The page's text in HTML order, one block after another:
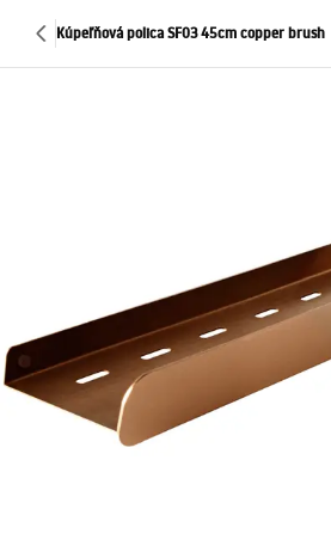
Kúpeľňová polica SF03 45cm copper brush